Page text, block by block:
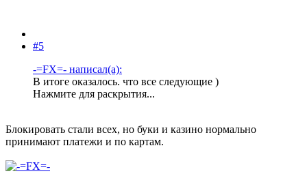
#5
-=FX=- написал(а):
В итоге оказалось. что все следующие )
Нажмите для раскрытия...
Блокировать стали всех, но буки и казино нормально
принимают платежи и по картам.